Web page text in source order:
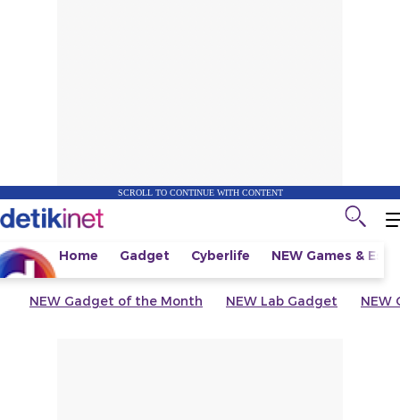
SCROLL TO CONTINUE WITH CONTENT
Home Gadget Cyberlife NEW Games &
NEW Gadget of the Month NEW Lab Gadget NEW